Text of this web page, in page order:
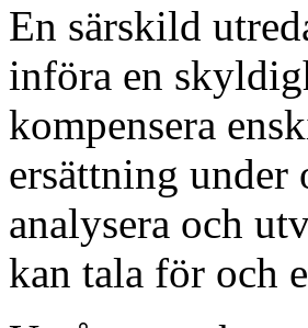
En särskild
införa en
kompensera
ersättning under
analysera och
kan tala för och